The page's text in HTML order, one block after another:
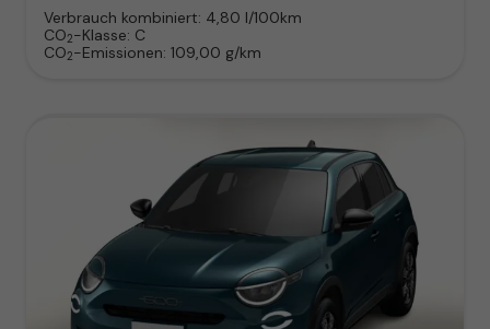
Verbrauch kombiniert: 4,80 l/100km
CO2-Klasse: C
CO2-Emissionen: 109,00 g/km